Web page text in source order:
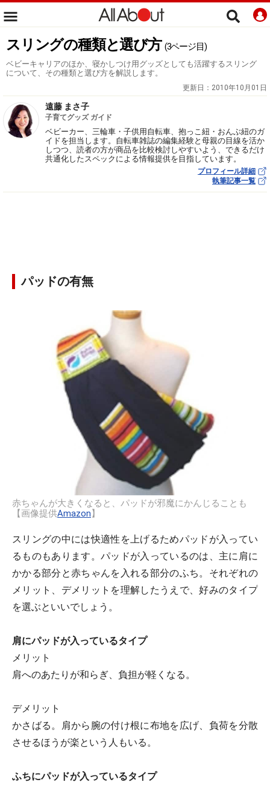
スリングの種類と選び方 (3ページ目)
ベビーキャリアのほか、寝かしつけ用グッズとしても活躍するスリング
について、その種類と選び方を解説します。
更新日： 2010年10月01日
遠藤 まさ子
子育てグッズ ガイド
ベビーカー、三輪車・子供用自転車、抱っこ紐・おんぶ紐のガ
イドを担当します。自転車雑誌の編集経験と母親の目線を活か
しつつ、読者の方が商品を比較検討しやすいよう、できるだけ
共通化したスペックによる情報提供を目指しています。
プロフィール詳細
執筆記事一覧
パッドの有無
赤ちゃんが大きくなると、パッドが邪魔にかんじることも
【画像提供Amazon】
スリングの中には快適性を上げるためパッドが入ってい
るものもあります。パッドが入っているのは、主に肩に
かかる部分と赤ちゃんを入れる部分のふち。それぞれの
メリット、デメリットを理解したうえで、好みのタイプ
を選ぶといいでしょう。
肩にパッドが入っているタイプ
メリット
肩へのあたりが和らぎ、負担が軽くなる。
デメリット
かさばる。肩から腕の付け根に布地を広げ、負荷を分散
させるほうが楽という人もいる。
ふちにパッドが入っているタイプ